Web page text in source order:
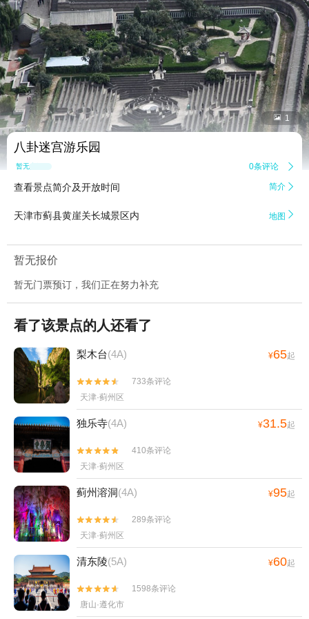
 1
八卦迷宫游乐园
暂无点评 0条评论 
查看景点简介及开放时间 简介 
天津市蓟县黄崖关长城景区内 地图 
暂无报价
暂无门票预订，我们正在努力补充
看了该景点的人还看了
梨木台(4A) ¥65起


733条评论
天津·蓟州区
独乐寺(4A) ¥31.5起


410条评论
天津·蓟州区
蓟州溶洞(4A) ¥95起


289条评论
天津·蓟州区
清东陵(5A) ¥60起


1598条评论
唐山·遵化市
